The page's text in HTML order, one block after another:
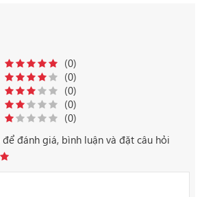
(0)
(0)
(0)
(0)
(0)
để đánh giá, bình luận và đặt câu hỏi